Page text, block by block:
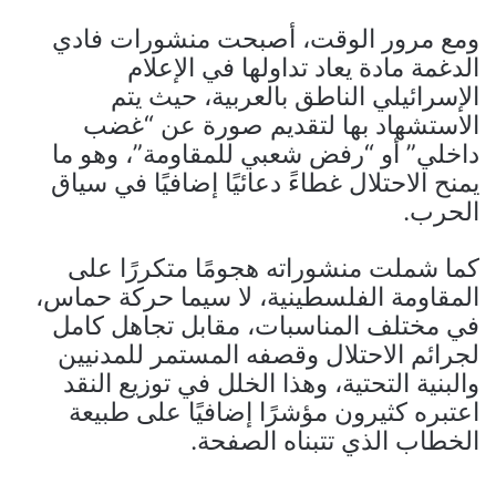
ومع مرور الوقت، أصبحت منشورات فادي
الدغمة مادة يعاد تداولها في الإعلام
الإسرائيلي الناطق بالعربية، حيث يتم
الاستشهاد بها لتقديم صورة عن “غضب
داخلي” أو “رفض شعبي للمقاومة”، وهو ما
يمنح الاحتلال غطاءً دعائيًا إضافيًا في سياق
الحرب.
كما شملت منشوراته هجومًا متكررًا على
المقاومة الفلسطينية، لا سيما حركة حماس،
في مختلف المناسبات، مقابل تجاهل كامل
لجرائم الاحتلال وقصفه المستمر للمدنيين
والبنية التحتية، وهذا الخلل في توزيع النقد
اعتبره كثيرون مؤشرًا إضافيًا على طبيعة
الخطاب الذي تتبناه الصفحة.